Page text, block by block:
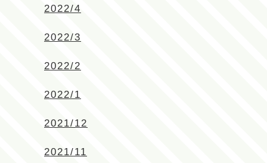
2022/4
2022/3
2022/2
2022/1
2021/12
2021/11